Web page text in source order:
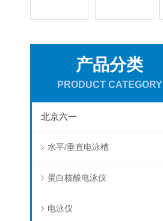
产品分类
PRODUCT CATEGORY
北京六一
水平/垂直电泳槽
蛋白核酸电泳仪
电泳仪